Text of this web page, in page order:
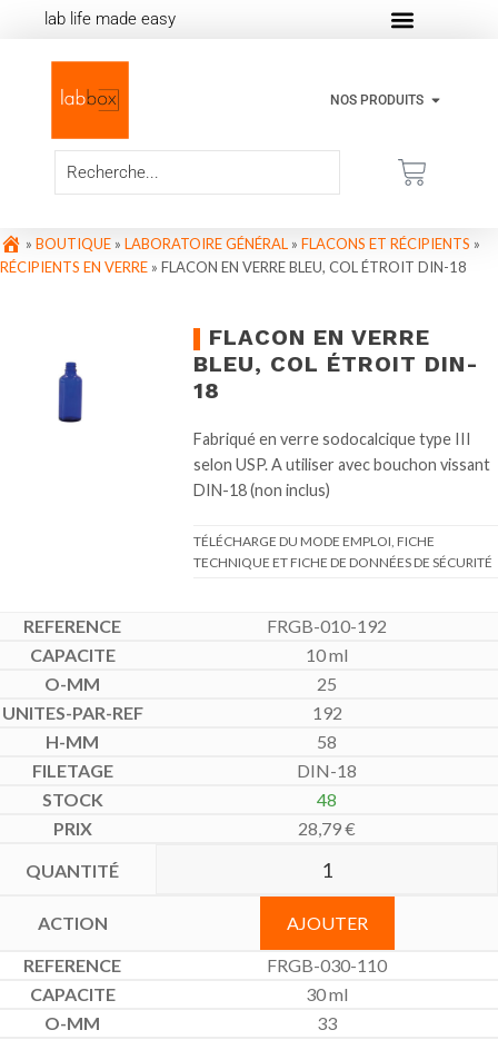
lab life made easy
NOS PRODUITS
» BOUTIQUE » LABORATOIRE GÉNÉRAL » FLACONS ET RÉCIPIENTS »
RÉCIPIENTS EN VERRE » FLACON EN VERRE BLEU, COL ÉTROIT DIN-18
FLACON EN VERRE
BLEU, COL ÉTROIT DIN-
18
Fabriqué en verre sodocalcique type III
selon USP. A utiliser avec bouchon vissant
DIN-18 (non inclus)
TÉLÉCHARGE DU MODE EMPLOI, FICHE
TECHNIQUE ET FICHE DE DONNÉES DE SÉCURITÉ
FRGB-010-192
10 ml
25
192
58
DIN-18
48
28,79€
AJOUTER
FRGB-030-110
30 ml
33